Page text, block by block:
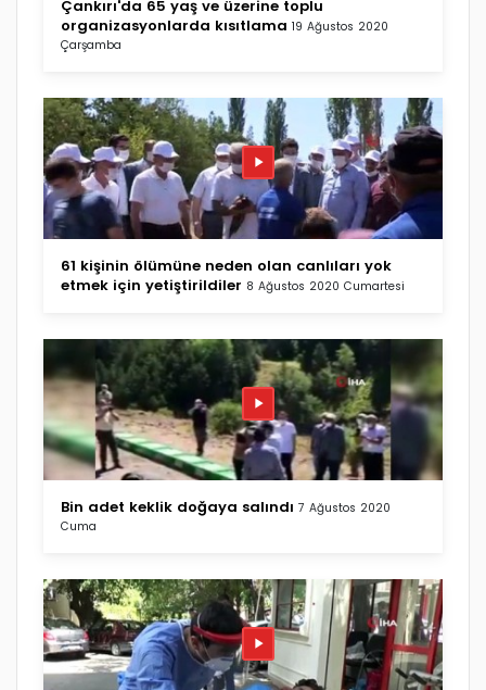
Çankırı'da 65 yaş ve üzerine toplu
organizasyonlarda kısıtlama 19 Ağustos 2020
Çarşamba
61 kişinin ölümüne neden olan canlıları yok
etmek için yetiştirildiler 8 Ağustos 2020 Cumartesi
Bin adet keklik doğaya salındı 7 Ağustos 2020
Cuma